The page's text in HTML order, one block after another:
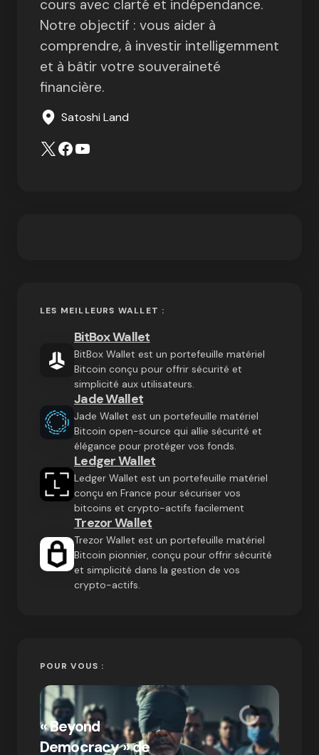
cours avec clarté et indépendance.
Notre objectif : vous aider à
comprendre, à investir intelligemment
et à bâtir votre souveraineté
financière.
Satoshi Land
LES MEILLEURS WALLET :
BitBox Wallet
BitBox Wallet est un portefeuille matériel
Bitcoin conçu pour offrir sécurité et
simplicité aux utilisateurs.
Jade Wallet
Jade Wallet est un portefeuille matériel
Bitcoin open-source qui allie sécurité et
élégance pour protéger vos fonds.
Ledger Wallet
Ledger Wallet est un portefeuille matériel
conçu en France pour sécuriser vos
bitcoins et crypto-actifs facilement
Trezor Wallet
Trezor Wallet est un portefeuille matériel
Bitcoin pionnier, conçu pour offrir sécurité
et simplicité dans la gestion de vos
crypto-actifs.
POUR VOUS :
« Beyond
Democracy » de